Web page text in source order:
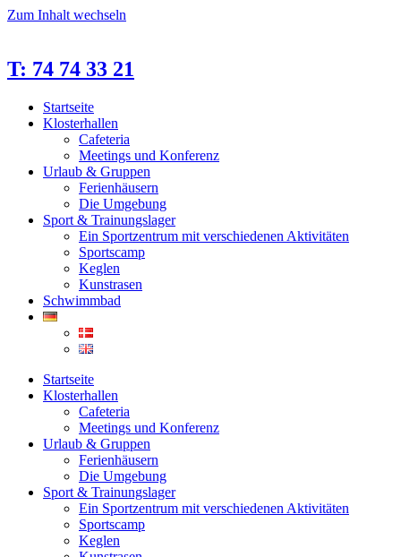
Zum Inhalt wechseln
T: 74 74 33 21
Startseite
Klosterhallen
Cafeteria
Meetings und Konferenz
Urlaub & Gruppen
Ferienhäusern
Die Umgebung
Sport & Trainungslager
Ein Sportzentrum mit verschiedenen Aktivitäten
Sportscamp
Keglen
Kunstrasen
Schwimmbad
Startseite
Klosterhallen
Cafeteria
Meetings und Konferenz
Urlaub & Gruppen
Ferienhäusern
Die Umgebung
Sport & Trainungslager
Ein Sportzentrum mit verschiedenen Aktivitäten
Sportscamp
Keglen